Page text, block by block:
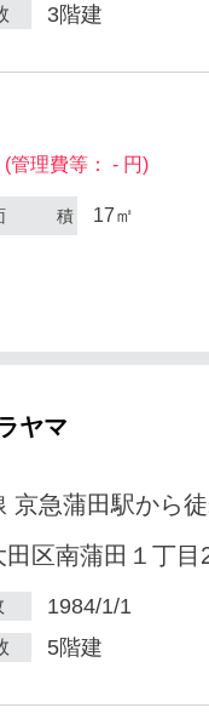
3階建
(管理費等： - 円)
積 17㎡
ヤマ
京急蒲田駅から
田区南蒲田１丁目
1984/1/1
5階建